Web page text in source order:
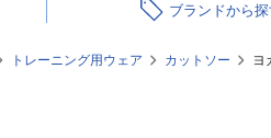
ブランド
トレーニング用ウェア カットソー ヨ